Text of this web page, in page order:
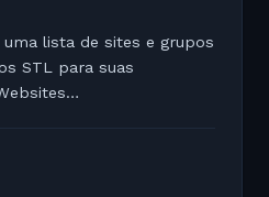
lista de sites e grupos
STL para suas